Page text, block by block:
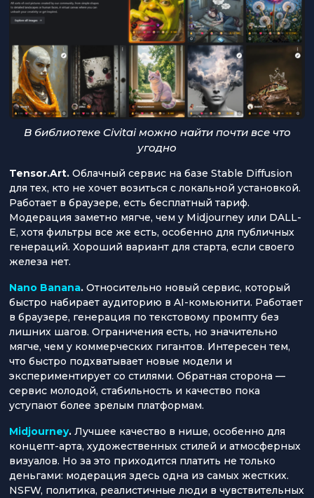
В библиотеке Civitai можно найти почти все что
угодно
Tensor.Art. Облачный сервис на базе Stable Diffusion
для тех, кто не хочет возиться с локальной установкой.
Работает в браузере, есть бесплатный тариф.
Модерация заметно мягче, чем у Midjourney или DALL-
E, хотя фильтры все же есть, особенно для публичных
генераций. Хороший вариант для старта, если своего
железа нет.
Nano Banana. Относительно новый сервис, который
быстро набирает аудиторию в AI-комьюнити. Работает
в браузере, генерация по текстовому промпту без
лишних шагов. Ограничения есть, но значительно
мягче, чем у коммерческих гигантов. Интересен тем,
что быстро подхватывает новые модели и
экспериментирует со стилями. Обратная сторона —
сервис молодой, стабильность и качество пока
уступают более зрелым платформам.
Midjourney. Лучшее качество в нише, особенно для
концепт-арта, художественных стилей и атмосферных
визуалов. Но за это приходится платить не только
деньгами: модерация здесь одна из самых жестких.
NSFW, политика, реалистичные люди в чувствительных